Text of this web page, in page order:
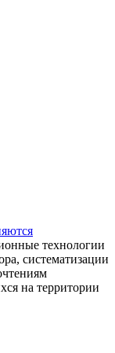
технологии
систематизации
на территории